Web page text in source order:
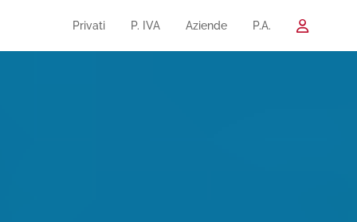
Privati P. IVA Aziende P.A.